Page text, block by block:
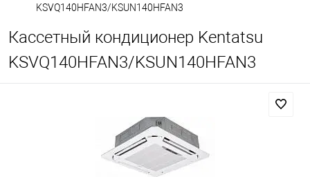
KSVQ140HFAN3/KSUN140HFAN3
Кассетный кондиционер Kentatsu
KSVQ140HFAN3/KSUN140HFAN3